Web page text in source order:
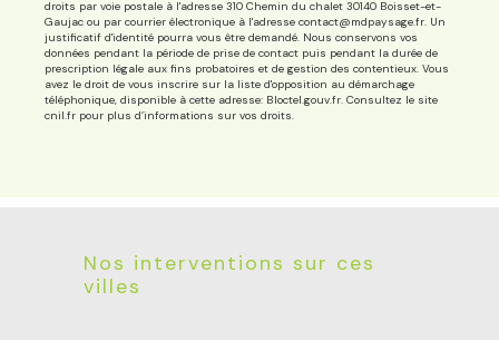
droits par voie postale à l'adresse 310 Chemin du chalet 30140 Boisset-et-
Gaujac ou par courrier électronique à l'adresse contact@mdpaysage.fr. Un
justificatif d'identité pourra vous être demandé. Nous conservons vos
données pendant la période de prise de contact puis pendant la durée de
prescription légale aux fins probatoires et de gestion des contentieux. Vous
avez le droit de vous inscrire sur la liste d'opposition au démarchage
téléphonique, disponible à cette adresse: Bloctel.gouv.fr. Consultez le site
cnil.fr pour plus d’informations sur vos droits.
Nos interventions sur ces
villes